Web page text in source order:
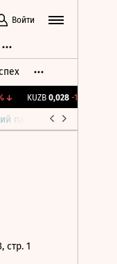
Войти
KUZB 0,028 -1,91%
парламент
стр. 1